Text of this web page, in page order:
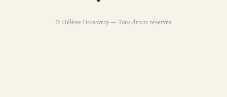
© Hélène Dassavray — Tous droits réservés